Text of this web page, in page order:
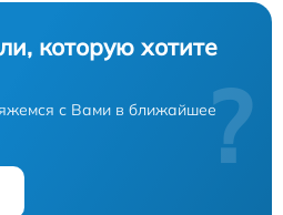
которую хотите
с Вами в ближайшее?